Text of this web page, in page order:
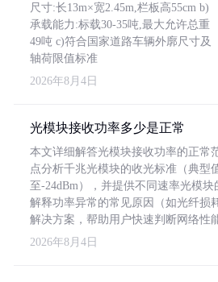
尺寸:长13m×宽2.45m,栏板高55cm b)
承载能力:标载30-35吨,最大允许总重
49吨 c)符合国家道路车辆外廓尺寸及
轴荷限值标准
2026年8月4日
光模块接收功率多少是正常
本文详细解答光模块接收功率的正常
点分析千兆光模块的收光标准（典型
至-24dBm），并提供不同速率光模
解释功率异常的常见原因（如光纤损
解决方案，帮助用户快速判断网络性
2026年8月4日